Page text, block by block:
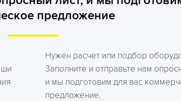
предложение
Нужен расчет или подбор
Заполните и отправьте нам
и мы подготовим для вас
предложение.